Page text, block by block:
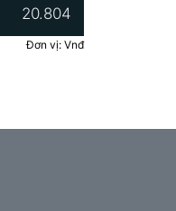
20.804
Đơn vị: Vnđ